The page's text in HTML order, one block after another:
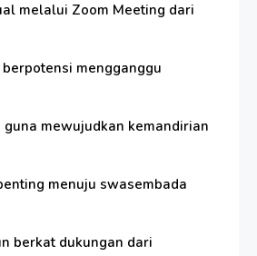
melalui Zoom Meeting dari
mengganggu
mewujudkan kemandirian
menuju swasembada
berkat dukungan dari